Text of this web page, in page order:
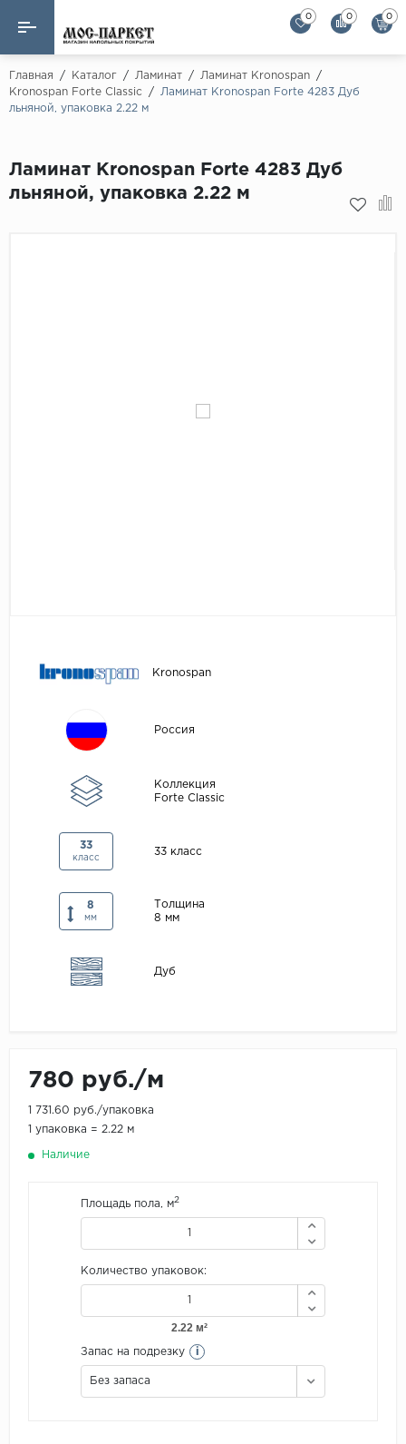
Назад
Ламинат
Назад
Alloc
Alpine Floor
Паркетная доска
0 0 0
Главная / Каталог / Ламинат / Ламинат Kronospan
/
Kronospan Forte Classic
/
Ламинат Kronospan Forte 4283 Дуб
льняной, упаковка 2.22 м
Ламинат Kronospan Forte 4283 Дуб
льняной, упаковка 2.22 м
Kronospan
Россия
Коллекция
Forte Classic
33
класс
33 класс
8
мм
Толщина
8 мм
Дуб
780 руб./м
1 731.60 руб./упаковка
1 упаковка = 2.22 м
Наличие
Площадь пола, м2
Количество упаковок:
Запас на подрезку i
Без запаса